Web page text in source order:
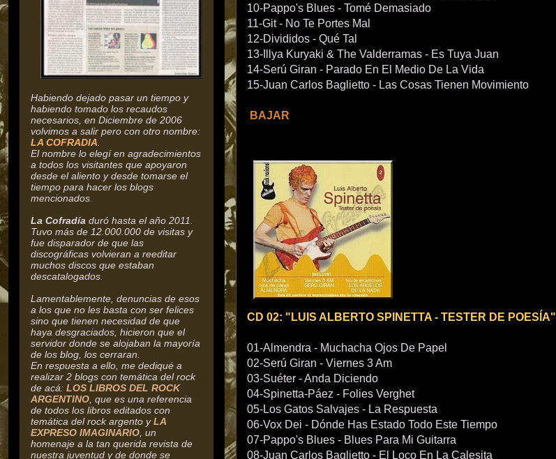
10-Pappo's Blues - Tomé Demasiado
11-Git - No Te Portes Mal
12-Divididos - Qué Tal
13-Illya Kuryaki & The Valderramas - Es Tuya Juan
14-Serú Giran - Parado En El Medio De La Vida
15-Juan Carlos Baglietto - Las Cosas Tienen Movimiento
BAJAR
CD 02: "LUIS ALBERTO SPINETTA - TESTER DE POESÍA"
01-Almendra - Muchacha Ojos De Papel
02-Serú Giran - Viernes 3 Am
03-Suéter - Anda Diciendo
04-Spinetta-Páez - Folies Verghet
05-Los Gatos Salvajes - La Respuesta
06-Vox Dei - Dónde Has Estado Todo Este Tiempo
07-Pappo's Blues - Blues Para Mi Guitarra
08-Juan Carlos Baglietto - El Loco En La Calesita
Habiendo dejado pasar un tiempo y
habiendo tomado los recaudos
necesarios, en Diciembre de 2006
volvimos a salir pero con otro nombre:
LA COFRADIA
El nombre lo elegí en agradecimientos
a todos los visitantes que apoyaron
desde el aliento y desde tomarse el
tiempo para hacer los blogs
mencionados.
La Cofradía duró hasta el año 2011.
Tuvo más de 12.000.000 de visitas y
fue disparador de que las
discográficas volvieran a reeditar
muchos discos que estaban
descatalogados.
Lamentablemente, denuncias de esos
a los que no les basta con ser felices
sino que tienen necesidad de que
haya desgraciados, hicieron que el
servidor donde se alojaban la mayoría
de los blog, los cerraran.
En respuesta a ello, me dediqué a
realizar 2 blogs con temática del rock
de acá: LOS LIBROS DEL ROCK
ARGENTINO , que es una referencia
de todos los libros editados con
temática del rock argento yLA
EXPRESO IMAGINARIO , un
homenaje a la tan querida revista de
nuestra juventud y de donde se